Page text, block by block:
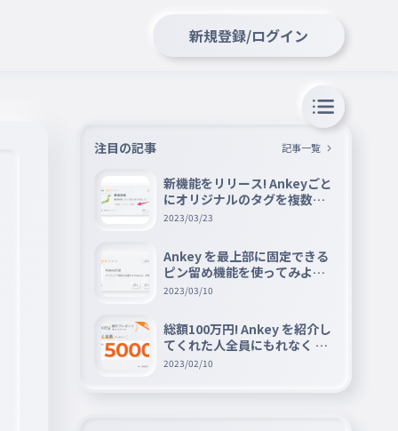
新規登録/ログイン
注目の記事 記事一覧
新機能をリリース! Ankeyごと
にオリジナルのタグを複数設
定できる『タグ機能』を紹介
2023/03/23
Ankey を最上部に固定できる
ピン留め機能を使ってみよう
📌
2023/03/10
総額100万円! Ankey を紹介し
てくれた人全員にもれなく A
mazon ギフト券 5000 円分を
2023/02/10